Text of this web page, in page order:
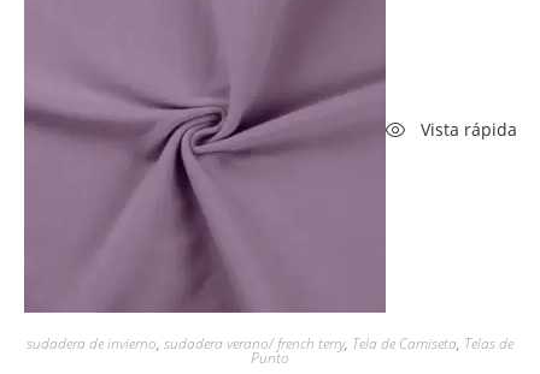
Vista rápida
sudadera de invierno, sudadera verano/ french terry, Tela de Camiseta, Telas de
Punto